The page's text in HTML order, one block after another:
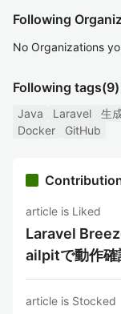
Following
No Organizations
Following tags(9)
Java Laravel 生
Docker
GitHub
article is Liked
Laravel
ailpitで動作確
article is Stocked